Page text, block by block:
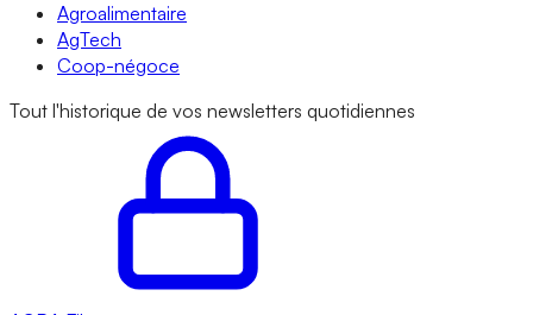
Agroalimentaire
AgTech
Coop-négoce
Tout l'historique de vos newsletters quotidiennes